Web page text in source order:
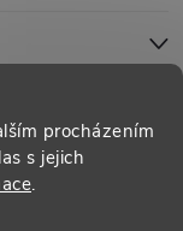
procházením
s jejich
.